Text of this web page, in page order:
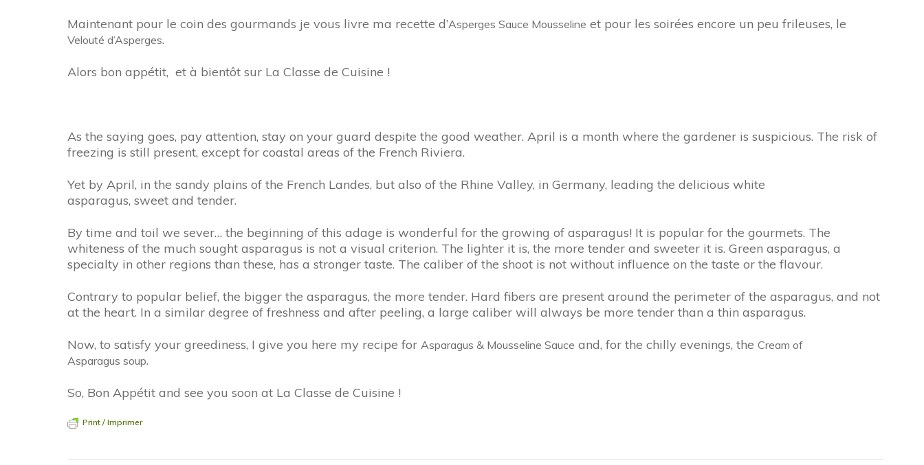
Maintenant pour le coin des gourmands je vous livre ma recette d’Asperges Sauce Mousseline et pour les soirées encore un peu frileuses, le
Velouté d’Asperges.
Alors bon appétit, et à bientôt sur La Classe de Cuisine !
As the saying goes, pay attention, stay on your guard despite the good weather. April is a month where the gardener is suspicious. The risk of
freezing is still present, except for coastal areas of the French Riviera.
Yet by April, in the sandy plains of the French Landes, but also of the Rhine Valley, in Germany, leading the delicious white
asparagus, sweet and tender.
By time and toil we sever… the beginning of this adage is wonderful for the growing of asparagus! It is popular for the gourmets. The
whiteness of the much sought asparagus is not a visual criterion. The lighter it is, the more tender and sweeter it is. Green asparagus, a
specialty in other regions than these, has a stronger taste. The caliber of the shoot is not without influence on the taste or the flavour.
Contrary to popular belief, the bigger the asparagus, the more tender. Hard fibers are present around the perimeter of the asparagus, and not
at the heart. In a similar degree of freshness and after peeling, a large caliber will always be more tender than a thin asparagus.
Now, to satisfy your greediness, I give you here my recipe for Asparagus & Mousseline Sauce and, for the chilly evenings, the Cream of
Asparagus soup.
So, Bon Appétit and see you soon at La Classe de Cuisine !
Print / Imprimer